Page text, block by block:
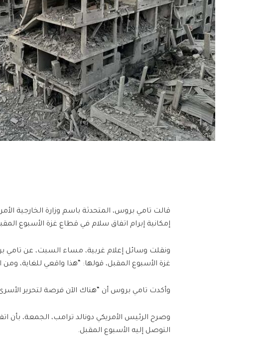
قالت تامي بروس، المتحدثة باسم وزارة الخارجية
إمكانية إبرام اتفاق سلام في قطاع غزة الأسبوع
ونقلت وسائل إعلام غربية، مساء السبت، عن تامي
غزة الأسبوع المقبل، قولها: “هذا واقعي للغاية، ومن
وأكدت تامي بروس أن “هناك الآن فرصة لتحرير
وصرح الرئيس الأمريكي دونالد ترامب، الجمعة، بأن
التوصل إليه الأسبوع المقبل.